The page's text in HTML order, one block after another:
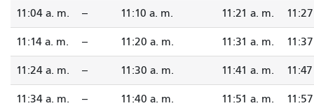
11:04 a. m. -- 11:10 a. m. 11:21 a. m.
11:14 a. m. -- 11:20 a. m. 11:31 a. m.
11:24 a. m. -- 11:30 a. m. 11:41 a. m.
11:34 a. m. -- 11:40 a. m. 11:51 a. m.